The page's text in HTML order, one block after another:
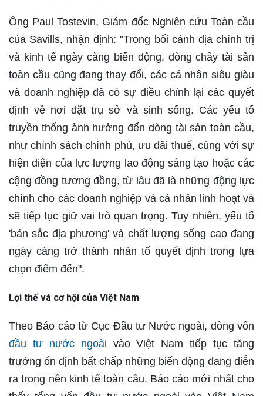
Ông Paul Tostevin, Giám đốc Nghiên cứu Toàn cầu
của Savills, nhận định: "Trong bối cảnh địa chính trị
và kinh tế ngày càng biến động, dòng chảy tài sản
toàn cầu cũng đang thay đổi, các cá nhân siêu giàu
và doanh nghiệp đã có sự điều chỉnh lại các quyết
định về nơi đặt trụ sở và sinh sống. Các yếu tố
truyền thống ảnh hưởng đến dòng tài sản toàn cầu,
như chính sách chính phủ, ưu đãi thuế, cùng với sự
hiện diện của lực lượng lao động sáng tạo hoặc các
cộng đồng tương đồng, từ lâu đã là những động lực
chính cho các doanh nghiệp và cá nhân linh hoạt và
sẽ tiếp tục giữ vai trò quan trọng. Tuy nhiên, yếu tố
'bản sắc địa phương' và chất lượng sống cao đang
ngày càng trở thành nhân tố quyết định trong lựa
chọn điểm đến".
Lợi thế và cơ hội của Việt Nam
Theo Báo cáo từ Cục Đầu tư Nước ngoài, dòng vốn
đầu tư nước ngoài vào Việt Nam tiếp tục tăng
trưởng ổn định bất chấp những biến động đang diễn
ra trong nền kinh tế toàn cầu. Báo cáo mới nhất cho